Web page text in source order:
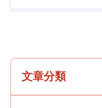
文章分類